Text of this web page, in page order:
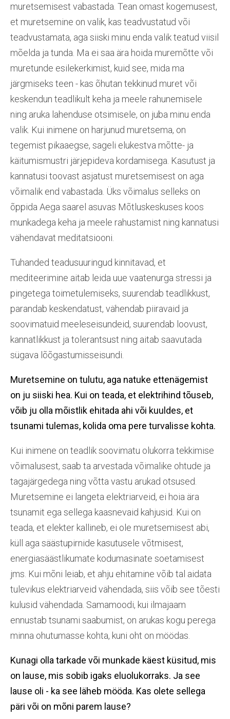
muretsemisest vabastada. Tean omast kogemusest,
et muretsemine on valik, kas teadvustatud või
teadvustamata, aga siiski minu enda valik teatud viisil
mõelda ja tunda. Ma ei saa ära hoida muremõtte või
muretunde esilekerkimist, kuid see, mida ma
järgmiseks teen - kas õhutan tekkinud muret või
keskendun teadlikult keha ja meele rahunemisele
ning aruka lahenduse otsimisele, on juba minu enda
valik. Kui inimene on harjunud muretsema, on
tegemist pikaaegse, sageli elukestva mõtte- ja
käitumismustri järjepideva kordamisega. Kasutust ja
kannatusi toovast asjatust muretsemisest on aga
võimalik end vabastada. Üks võimalus selleks on
õppida Aega saarel asuvas Mõtluskeskuses koos
munkadega keha ja meele rahustamist ning kannatusi
vähendavat meditatsiooni.
Tuhanded teadusuuringud kinnitavad, et
mediteerimine aitab leida uue vaatenurga stressi ja
pingetega toimetulemiseks, suurendab teadlikkust,
parandab keskendatust, vähendab piiravaid ja
soovimatuid meeleseisundeid, suurendab loovust,
kannatlikkust ja tolerantsust ning aitab saavutada
sügava lõõgastumisseisundi.
Muretsemine on tulutu, aga natuke ettenägemist
on ju siiski hea. Kui on teada, et elektrihind tõuseb,
võib ju olla mõistlik ehitada ahi või kuuldes, et
tsunami tulemas, kolida oma pere turvalisse kohta.
Kui inimene on teadlik soovimatu olukorra tekkimise
võimalusest, saab ta arvestada võimalike ohtude ja
tagajärgedega ning võtta vastu arukad otsused.
Muretsemine ei langeta elektriarveid, ei hoia ära
tsunamit ega sellega kaasnevaid kahjusid. Kui on
teada, et elekter kallineb, ei ole muretsemisest abi,
küll aga säästupirnide kasutusele võtmisest,
energiasäästlikumate kodumasinate soetamisest
jms. Kui mõni leiab, et ahju ehitamine võib tal aidata
tulevikus elektriarveid vähendada, siis võib see tõesti
kulusid vähendada. Samamoodi, kui ilmajaam
ennustab tsunami saabumist, on arukas kogu perega
minna ohutumasse kohta, kuni oht on möödas.
Kunagi olla tarkade või munkade käest küsitud, mis
on lause, mis sobib igaks eluolukorraks. Ja see
lause oli - ka see läheb mööda. Kas olete sellega
päri või on mõni parem lause?